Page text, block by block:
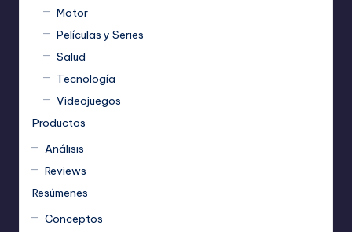
Motor
Películas y Series
Salud
Tecnología
Videojuegos
Productos
Análisis
Reviews
Resúmenes
Conceptos